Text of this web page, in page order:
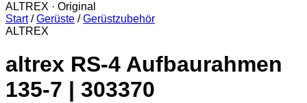
ALTREX · Original
Start / Gerüste / Gerüstzubehör
ALTREX
altrex RS-4 Aufbaurahmen
135-7 | 303370